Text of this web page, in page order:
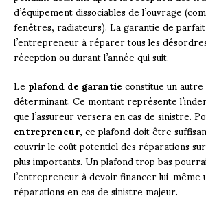
d’équipement dissociables de l’ouvrage
fenêtres, radiateurs). La garantie de
l’entrepreneur à réparer tous les
réception ou durant l’année qui suit.
Leplafond de garantieconstitue un
déterminant. Ce montant représente
que l’assureur versera en cas de sinistre.
entrepreneur, ce plafond doit être
couvrir le coût potentiel des réparations
plus importants. Un plafond trop bas
l’entrepreneur à devoir financer lui-même
réparations en cas de sinistre majeur.